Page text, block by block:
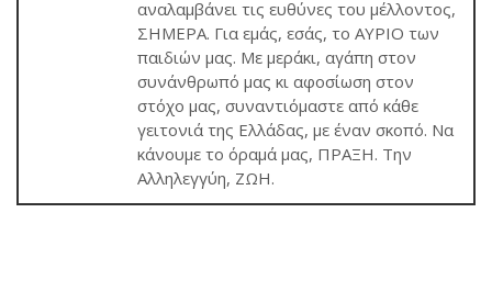
αναλαμβάνει τις ευθύνες του μέλλοντος,
ΣΗΜΕΡΑ. Για εμάς, εσάς, το ΑΥΡΙΟ των
παιδιών μας. Με μεράκι, αγάπη στον
συνάνθρωπό μας κι αφοσίωση στον
στόχο μας, συναντιόμαστε από κάθε
γειτονιά της Ελλάδας, με έναν σκοπό. Να
κάνουμε το όραμά μας, ΠΡΑΞΗ. Την
Αλληλεγγύη, ΖΩΗ.